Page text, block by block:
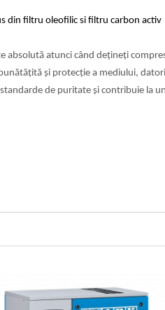
din filtru oleofilic si filtru carbon activ
absolută atunci când dețineți
și protecție a mediului,
de puritate și contribuie la